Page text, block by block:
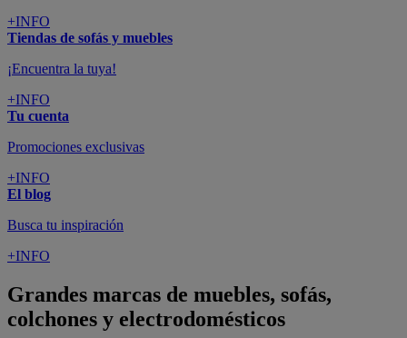
+INFO
Tiendas de sofás y muebles
¡Encuentra la tuya!
+INFO
Tu cuenta
Promociones exclusivas
+INFO
El blog
Busca tu inspiración
+INFO
Grandes marcas de muebles, sofás,
colchones y electrodomésticos